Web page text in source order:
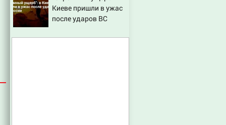
рассказал, что его
папа нырнул и пропал
Киеве пришли в ужас
после ударов ВС